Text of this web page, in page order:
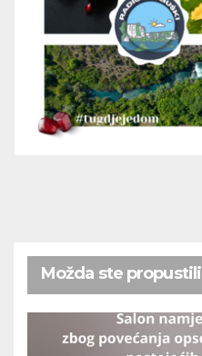
Možda ste propustili